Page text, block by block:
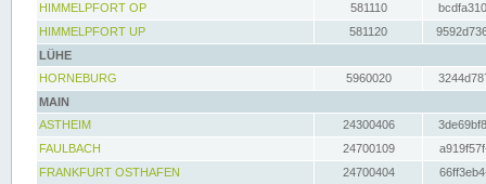
HIMMELPFORT OP
581110
HIMMELPFORT UP
581120
LÜHE
HORNEBURG
5960020
MAIN
ASTHEIM
24300406
FAULBACH
24700109
FRANKFURT OSTHAFEN
24700404